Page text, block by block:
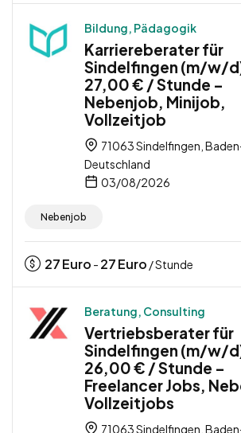
Bildung, Pädagogik
Karriereberater für
Sindelfingen (m/w/
27,00 € / Stunde –
Nebenjob, Minijob,
Vollzeitjob
71063 Sindelfingen,
Deutschland
03/08/2026
Nebenjob
27Euro - 27Euro / Stunde
Beratung, Consulting
Vertriebsberater für
Sindelfingen (m/w/
26,00 € / Stunde –
Freelancer Jobs,
Vollzeitjobs
71063 Sindelfingen,